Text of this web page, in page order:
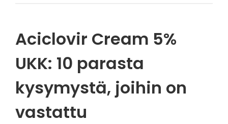
Aciclovir Cream 5%
UKK: 10 parasta
kysymystä, joihin on
vastattu